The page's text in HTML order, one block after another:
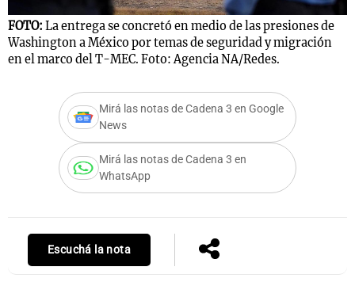
FOTO: La entrega se concretó en medio de las presiones de
Washington a México por temas de seguridad y migración
en el marco del T-MEC. Foto: Agencia NA/Redes.
Mirá las notas de Cadena 3 en Google
News
Mirá las notas de Cadena 3 en
WhatsApp
Escuchá la nota